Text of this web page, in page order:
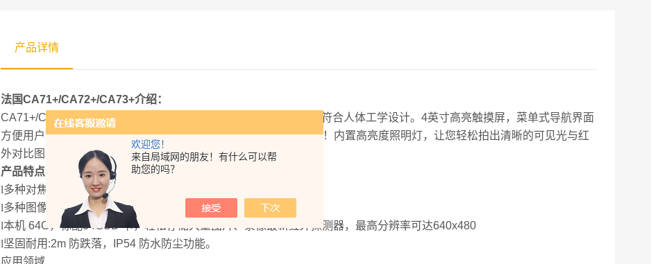
欢迎您！
来自局域网的朋友！有什么可以帮
助您的吗？
产品详情
法国CA71+/CA72+/CA73+介绍：
CA71+/CA72+/CA73+智能型红外热成像仪外形简约，小巧便携，符合人体工学设计。 4英寸高亮触摸屏，菜单式导航界面
方便用户轻松操作，每一步均有专业提示，让使用者也能成为专家！内置高亮度照明灯，让您轻松拍出清晰的可见光与红
外对比图，智能图像处理技术帮助检测工作更加高效和精准。
产品特点：
l多种对焦模式
自动、手动、连续自动
l多种图像输出:红外、可见光、画中画、融合
l本机 64G ，标配64GSD卡，轻松存储大量图片、录像最新红外探测器，最高分辨率可达640x480
l坚固耐用 :2m 防跌落， IP54 防水防尘功能。
应用领域